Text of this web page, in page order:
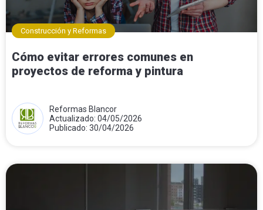
Construcción y Reformas
Cómo evitar errores comunes en
proyectos de reforma y pintura
Reformas Blancor
Actualizado: 04/05/2026
Publicado: 30/04/2026